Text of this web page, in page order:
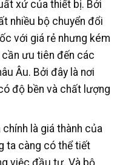
xứ của thiết bị. Bởi
nhiều bộ chuyển đổi
với giá rẻ nhưng kém
ưu tiên đến các
Âu. Bởi đây là nơi
độ bền và chất lượng
là giá thành của
ta càng có thể tiết